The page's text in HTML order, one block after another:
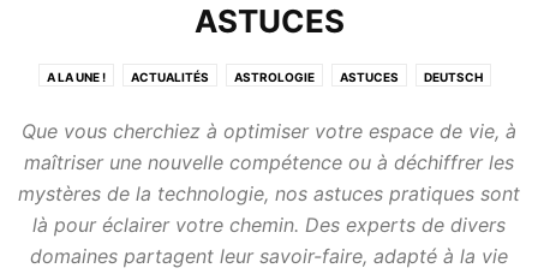
ASTUCES
A LA UNE ! ACTUALITÉS ASTROLOGIE ASTUCES DEUTSCH
MAISON MODE DE VIE SANTÉ TECHNOLOGIE TESTS
Que vous cherchiez à optimiser votre espace de vie, à
maîtriser une nouvelle compétence ou à déchiffrer les
mystères de la technologie, nos astuces pratiques sont
là pour éclairer votre chemin. Des experts de divers
domaines partagent leur savoir-faire, adapté à la vie